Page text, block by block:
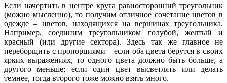
Если начертить в центре круга равносторонний треугольник
(можно мысленно), то получим отличное сочетание цветов в
одежде – цветов, находящихся на вершинах треугольника.
Например, соединим треугольником голубой, желтый и
красный (или другие сектора). Здесь так же главное не
переборщить с пропорциями – если оба цвета берутся в своих
ярких выражениях, то одного цвета должно быть больше, а
другого меньше; если один цвет высветлять или делать
темнее, тогда второго тоже можно взять много.